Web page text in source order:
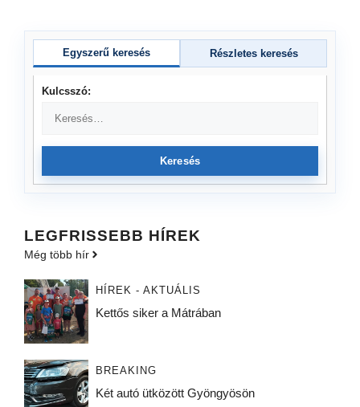
Egyszerű keresés Részletes keresés
Kulcsszó:
Keresés
LEGFRISSEBB HÍREK
Még több hír
HÍREK - AKTUÁLIS
Kettős siker a Mátrában
BREAKING
Két autó ütközött Gyöngyösön